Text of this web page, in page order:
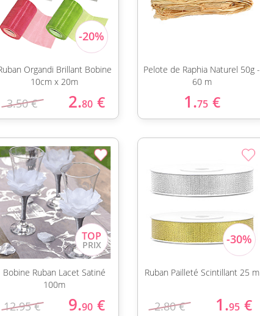
Organdi Brillant Bobine
10cm x 20m
3.50 € 2.80 €
Pelote de Raphia Naturel 50g -
60 m
1.75 €
Bobine Ruban Lacet Satiné
100m
12.95 € 9.90 €
Ruban Pailleté Scintillant 25 m
2.80 € 1.95 €